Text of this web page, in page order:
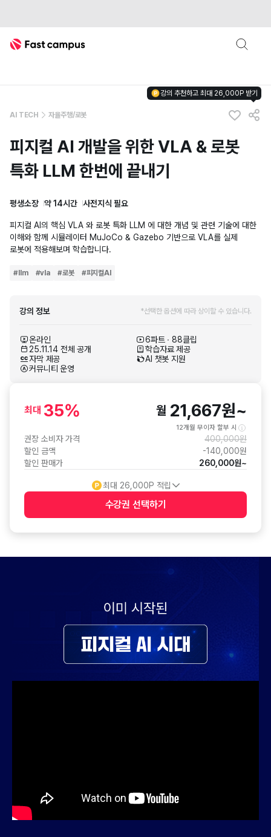
Fast Campus
AI TECH 자율주행/로봇
강의 추천하고 최대 26,000P 받기
피지컬 AI 개발을 위한 VLA & 로봇
특화 LLM 한번에 끝내기
평생소장 약 14시간 사전지식 필요
피지컬 AI의 핵심 VLA 와 로봇 특화 LLM 에 대한 개념 및 관련 기술에 대한
이해와 함께 시뮬레이터 MuJoCo & Gazebo 기반으로 VLA를 실제
로봇에 적용해보며 학습합니다.
#llm #vla #로봇 #피지컬AI
강의 정보 *선택한 옵션에 따라 상이할 수 있습니다.
온라인
6파트 ∙ 88클립
25.11.14 전체 공개
학습자료 제공
자막 제공
AI 챗봇 지원
커뮤니티 운영
최대 35% 월 21,667원~
12개월 무이자 할부 시
권장 소비자 가격 400,000원
할인 금액
-140,000원
할인 판매가
260,000원~
최대 26,000P 적립
수강권 선택하기